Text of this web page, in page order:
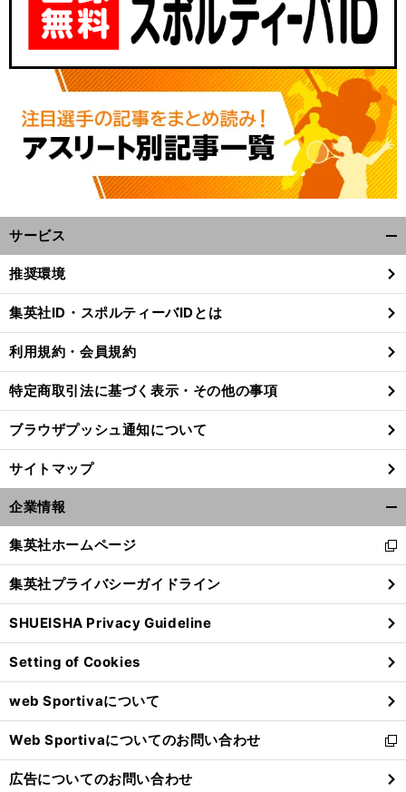
サービス
閉
る
推奨環境
集英社ID・スポルティーバIDとは
利用規約・会員規約
特定商取引法に基づく表示・その他の事項
ブラウザプッシュ通知について
サイトマップ
企業情報
閉
る
集英社ホームページ
新
し
い
ウ
ィ
ン
ド
ウ
で
開
く
集英社プライバシーガイドライン
SHUEISHA Privacy Guideline
Setting of Cookies
web Sportivaについて
Web Sportivaについてのお問い合わせ
新
し
い
広告についてのお問い合わせ